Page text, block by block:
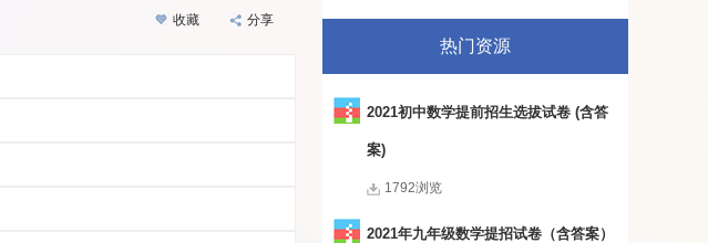
收藏 分享
热门资源
2021初中数学提前招生选拔试卷 (含答
案)
1792浏览
2021年九年级数学提招试卷（含答案）